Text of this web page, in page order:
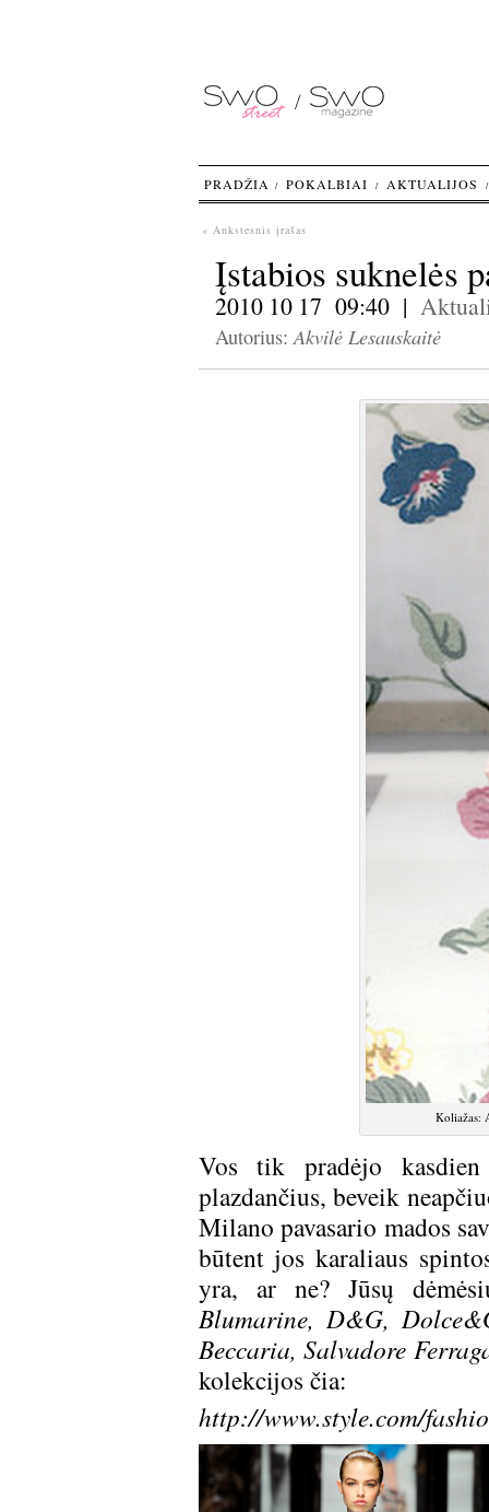
« Ankstesnis įrašas
Įstabios suknelės
2010 10 17 09:40 |
Autorius:Akvilė Lesauskaitė
Koliažas:
Vos tik pradėjo
plazdančius, beveik
Milano pavasario mados
būtent jos karaliaus
yra, ar ne? Jūsų
Blumarine, D&G,
Beccaria, Salvadore
kolekcijos čia:
http://www.style.com/
PRADŽIA POKALBIAI AKTUALIJOS